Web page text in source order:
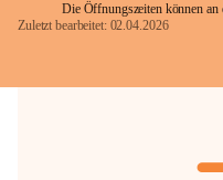
Die Öffnungszeiten können an
Zuletzt bearbeitet: 02.04.2026